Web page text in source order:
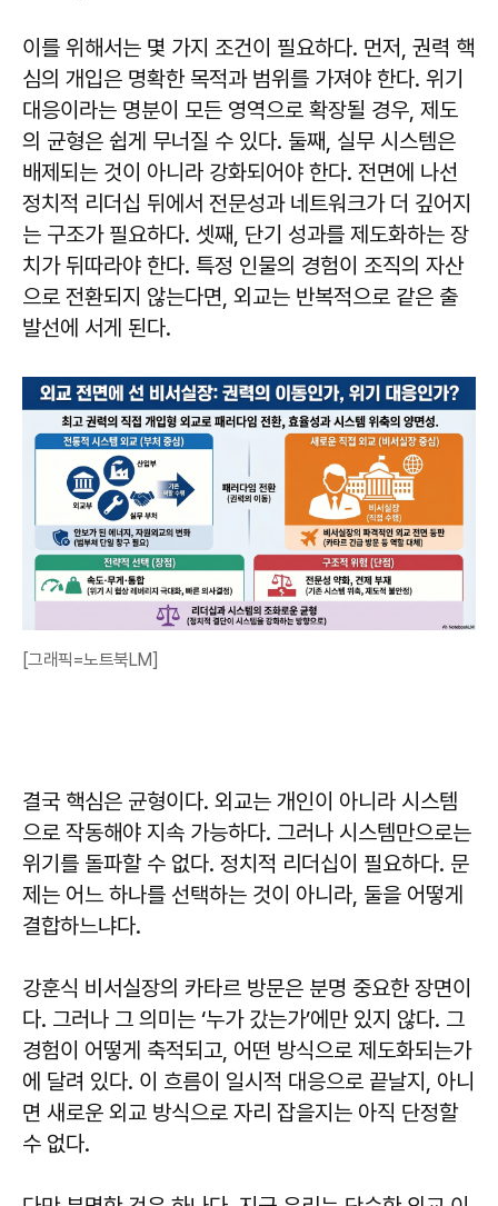
이를 위해서는 몇 가지 조건이 필요하다. 먼저, 권력 핵
심의 개입은 명확한 목적과 범위를 가져야 한다. 위기
대응이라는 명분이 모든 영역으로 확장될 경우, 제도
의 균형은 쉽게 무너질 수 있다. 둘째, 실무 시스템은
배제되는 것이 아니라 강화되어야 한다. 전면에 나선
정치적 리더십 뒤에서 전문성과 네트워크가 더 깊어지
는 구조가 필요하다. 셋째, 단기 성과를 제도화하는 장
치가 뒤따라야 한다. 특정 인물의 경험이 조직의 자산
으로 전환되지 않는다면, 외교는 반복적으로 같은 출
발선에 서게 된다.
[그래픽=노트북LM]
결국 핵심은 균형이다. 외교는 개인이 아니라 시스템
으로 작동해야 지속 가능하다. 그러나 시스템만으로는
위기를 돌파할 수 없다. 정치적 리더십이 필요하다. 문
제는 어느 하나를 선택하는 것이 아니라, 둘을 어떻게
결합하느냐다.
강훈식 비서실장의 카타르 방문은 분명 중요한 장면이
다. 그러나 그 의미는 ‘누가 갔는가’에만 있지 않다. 그
경험이 어떻게 축적되고, 어떤 방식으로 제도화되는가
에 달려 있다. 이 흐름이 일시적 대응으로 끝날지, 아니
면 새로운 외교 방식으로 자리 잡을지는 아직 단정할
수 없다.